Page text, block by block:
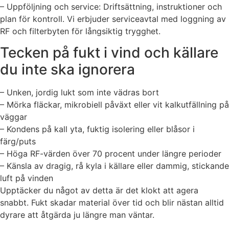
– Uppföljning och service: Driftsättning, instruktioner och
plan för kontroll. Vi erbjuder serviceavtal med loggning av
RF och filterbyten för långsiktig trygghet.
Tecken på fukt i vind och källare
du inte ska ignorera
– Unken, jordig lukt som inte vädras bort
– Mörka fläckar, mikrobiell påväxt eller vit kalkutfällning på
väggar
– Kondens på kall yta, fuktig isolering eller blåsor i
färg/puts
– Höga RF-värden över 70 procent under längre perioder
– Känsla av dragig, rå kyla i källare eller dammig, stickande
luft på vinden
Upptäcker du något av detta är det klokt att agera
snabbt. Fukt skadar material över tid och blir nästan alltid
dyrare att åtgärda ju längre man väntar.